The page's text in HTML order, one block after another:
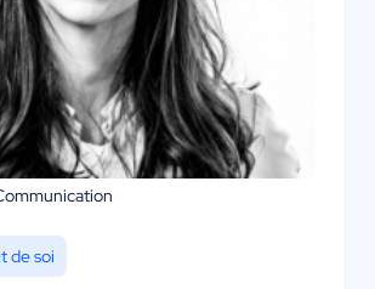
de soi